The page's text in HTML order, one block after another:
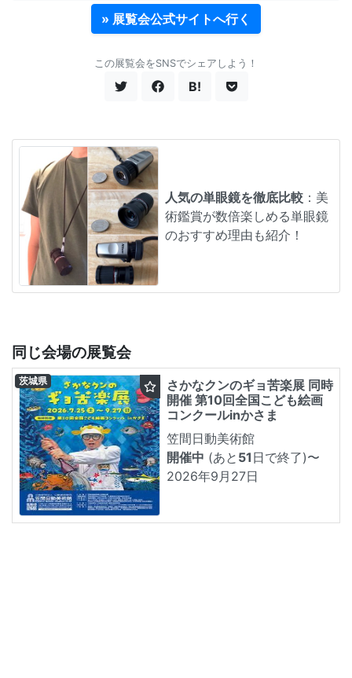
» 展覧会公式サイトへ行く
この展覧会をSNSでシェアしよう！
B!
人気の単眼鏡を徹底比較 ：美
術鑑賞が数倍楽しめる単眼鏡
のおすすめ理由も紹介！
同じ会場の展覧会
さかなクンのギョ苦楽展 同時
開催 第10回全国こども絵画
コンクールinかさま
笠間日動美術館
開催中 (あと 51 日で終了)〜
2026年9月27日
茨城県